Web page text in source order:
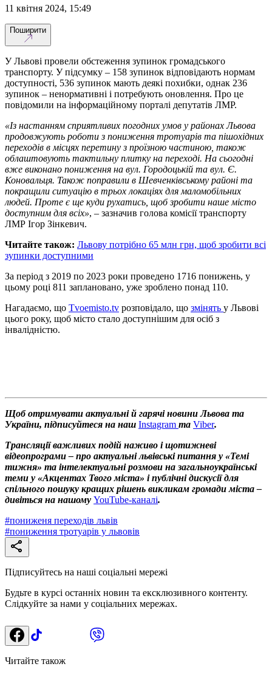
11 квітня 2024, 15:49
Поширити
У Львові провели обстеження зупинок громадського
транспорту. У підсумку – 158 зупинок відповідають нормам
доступності, 536 зупинок мають деякі похибки, однак 236
зупинок – ненормативні і потребують оновлення. Про це
повідомили на інформаційному порталі депутатів ЛМР.
«Із настанням сприятливих погодних умов у районах Львова
продовжують роботи з пониження тротуарів та пішохідних
переходів в місцях перетину з проїзною частиною, також
облаштовують тактильну плитку на переході. На сьогодні
вже виконано пониження на вул. Городоцькій та вул. Є.
Коновальця. Також поправили в Шевченківському районі та
покращили ситуацію в трьох локаціях для маломобільних
людей. Проте є ще куди рухатись, щоб зробити наше місто
доступним для всіх», – зазначив голова комісії транспорту
ЛМР Ігор Зінкевич.
Читайте також: Львову потрібно 65 млн грн, щоб зробити всі
зупинки доступними
За період з 2019 по 2023 роки проведено 1716 понижень, у
цьому році 811 заплановано, уже зроблено понад 110.
Нагадаємо, що Tvoemisto.tv розповідало, що змінять у Львові
цього року, щоб місто стало доступнішим для осіб з
інвалідністю.
Щоб отримувати актуальні й гарячі новини Львова та
України, підписуйтеся на наш Instagram та Viber.
Трансляції важливих подій наживо і щотижневі
відеопрограми – про актуальні львівські питання у «Темі
тижня» та інтелектуальні розмови на загальноукраїнські
теми у «Акцентах Твого міста» і публічні дискусії для
спільного пошуку кращих рішень викликам громади міста –
дивіться на нашому YouTube-каналі.
#пониженя переходів львів
#пониження тротуарів у львовів
Підписуйтесь на наші соціальні мережі
Будьте в курсі останніх новин та ексклюзивного контенту.
Слідкуйте за нами у соціальних мережах.
Читайте також